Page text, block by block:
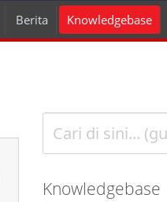
Berita Knowledgebase
Knowledgebase